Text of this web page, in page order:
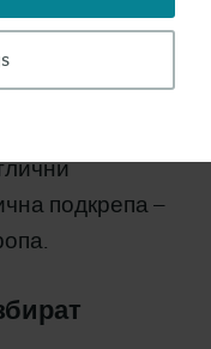
качествено и
Saxion
подкрепа –